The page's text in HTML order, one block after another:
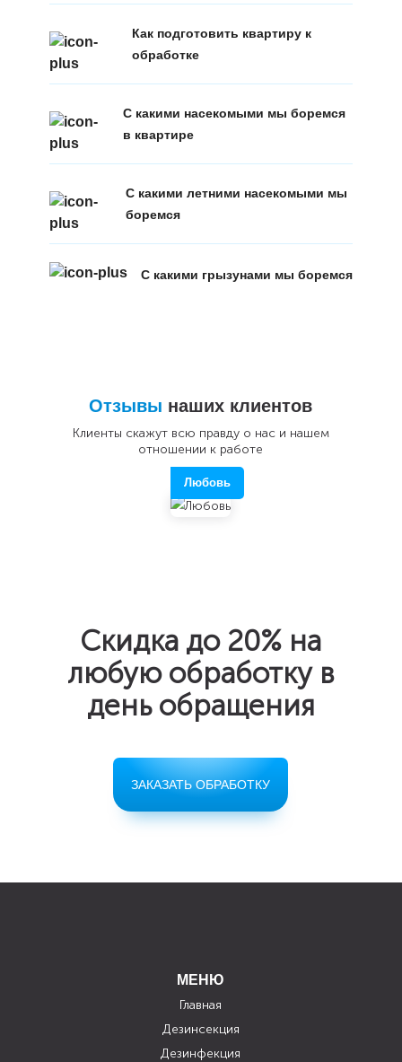
Как подготовить квартиру к
обработке
С какими насекомыми мы боремся
в квартире
С какими летними насекомыми мы
боремся
С какими грызунами мы боремся
Отзывы наших клиентов
Клиенты скажут всю правду о нас и нашем
отношении к работе
Любовь
Скидка до 20% на
любую обработку в
день обращения
ЗАКАЗАТЬ ОБРАБОТКУ
МЕНЮ
Главная
Дезинсекция
Дезинфекция